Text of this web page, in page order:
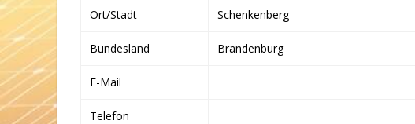
Ort/Stadt Schenkenberg
Bundesland Brandenburg
E-Mail
Telefon